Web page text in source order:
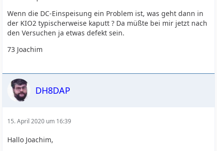
Wenn die DC-Einspeisung ein Problem ist, was geht dann in
der KIO2 typischerweise kaputt ? Da müßte bei mir jetzt nach
den Versuchen ja etwas defekt sein.
73 Joachim
DH8DAP
15. April 2020 um 16:39
Hallo Joachim,